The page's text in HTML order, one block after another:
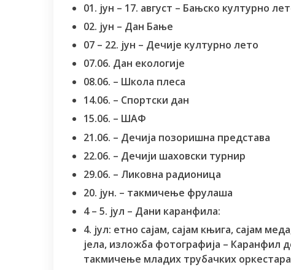
01. јун – 17. август – Бањско културно
02. јун – Дан Бање
07 – 22. јун – Дечије културно лето
07.06. Дан екологије
08.06. – Школа плеса
14.06. – Спортски дан
15.06. – ШАФ
21.06. – Дечија позоришна представа
22.06. – Дечији шаховски турнир
29.06. – Ликовна радионица
20. јун. – такмичење фрулаша
4 – 5. јул – Дани каранфила:
4. јул: етно сајам, сајам књига, сајам
јела, изложба фотографија – Каранфил
такмичење младих трубачких оркестара